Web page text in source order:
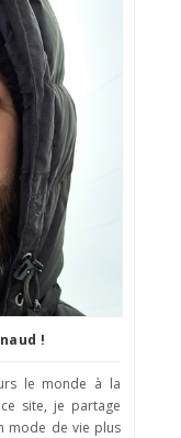
!
le monde à la
site, je partage
mode de vie plus